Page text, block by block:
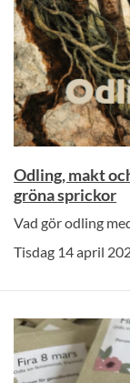
Odling, makt
gröna sprickor
Vad gör odling
Tisdag 14 april